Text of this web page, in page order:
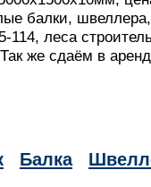
балки,
114, леса
же сдаём в
Балка